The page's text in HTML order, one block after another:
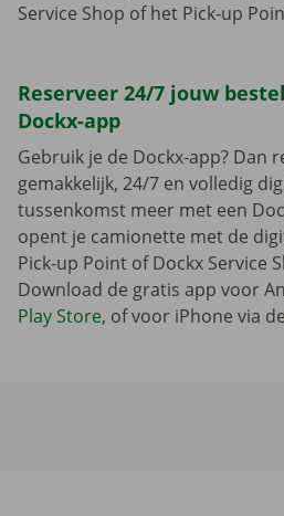
Service Shop of het Pick-up
Reserveer 24/7 jouw
Dockx-app
Gebruik je de Dockx-app? Dan
gemakkelijk, 24/7 en volledig
tussenkomst meer met een
opent je camionette met de
Pick-up Point of Dockx Service
Download de gratis app voor
Play Store, of voor iPhone via de